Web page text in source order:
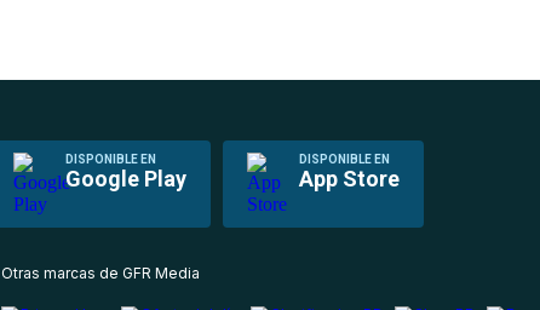
DISPONIBLE EN
Google Play
DISPONIBLE EN
App Store
Otras marcas de GFR Media